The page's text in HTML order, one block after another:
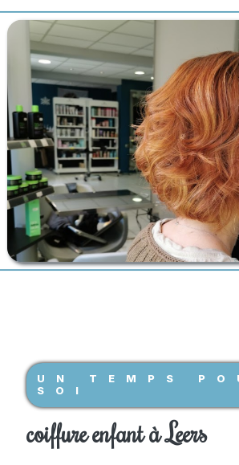
UN TEMPS
SOI
coiffure enfant à Leers